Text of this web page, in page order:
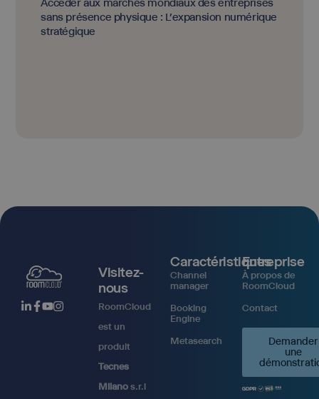
sans présence physique : L'expansion numérique
stratégique
Visitez-
nous
RoomCloud
est un
produit
Tecnes
Milanos.r.l
Caractéristiques
Channel
manager
Booking
Engine
Metasearch
Entreprise
À propos de
RoomCloud
Contact
Demander
une